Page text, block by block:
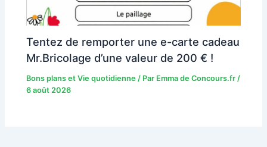
Tentez de remporter une e-carte cadeau
Mr.Bricolage d’une valeur de 200 € !
Bons plans et Vie quotidienne / Par Emma de Concours.fr/
6 août 2026